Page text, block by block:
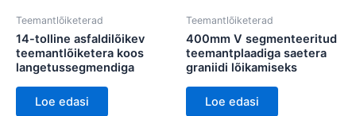
Teemantlõiketerad
14-tolline asfaldilõikev
teemantlõiketera koos
langetussegmendiga
Loe edasi
Teemantlõiketerad
400mm V segmenteeritud
teemantplaadiga saetera
graniidi lõikamiseks
Loe edasi